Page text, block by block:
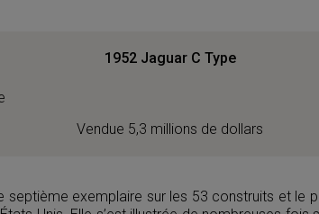
1952 Jaguar C Type
Vendue 5,3 millions de dollars
septième exemplaire sur les 53 construits et le